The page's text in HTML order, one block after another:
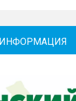
ИНФОРМАЦИЯ